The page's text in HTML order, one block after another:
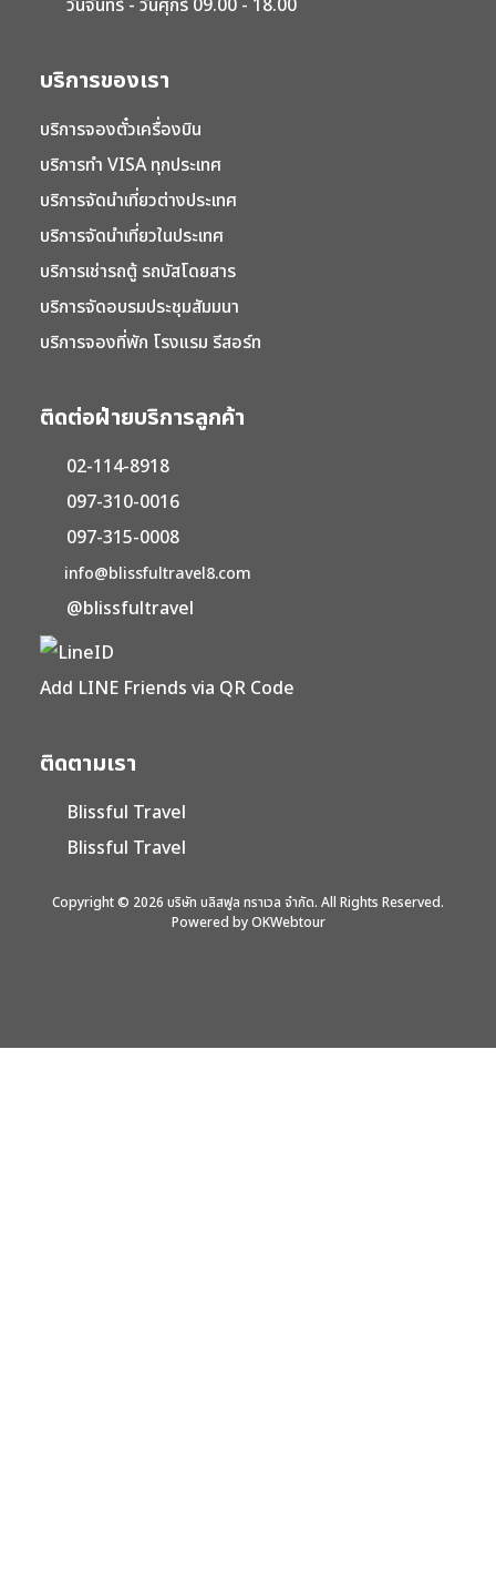
บริการของเรา
บริการจองตั๋วเครื่องบิน
บริการทำ VISA ทุกประเทศ
บริการจัดนำเที่ยวต่างประเทศ
บริการจัดนำเที่ยวในประเทศ
บริการเช่ารถตู้ รถบัสโดยสาร
บริการจัดอบรมประชุมสัมมนา
บริการจองที่พัก โรงแรม รีสอร์ท
ติดต่อฝ่ายบริการลูกค้า
02-114-8918
097-310-0016
097-315-0008
info@blissfultravel8.com
@blissfultravel
Add LINE Friends via QR Code
ติดตามเรา
Blissful Travel
Blissful Travel
Copyright © 2026 บริษัท บลิสฟูล ทราเวล จำกัด. All Rights Reserved.
Powered by OKWebtour